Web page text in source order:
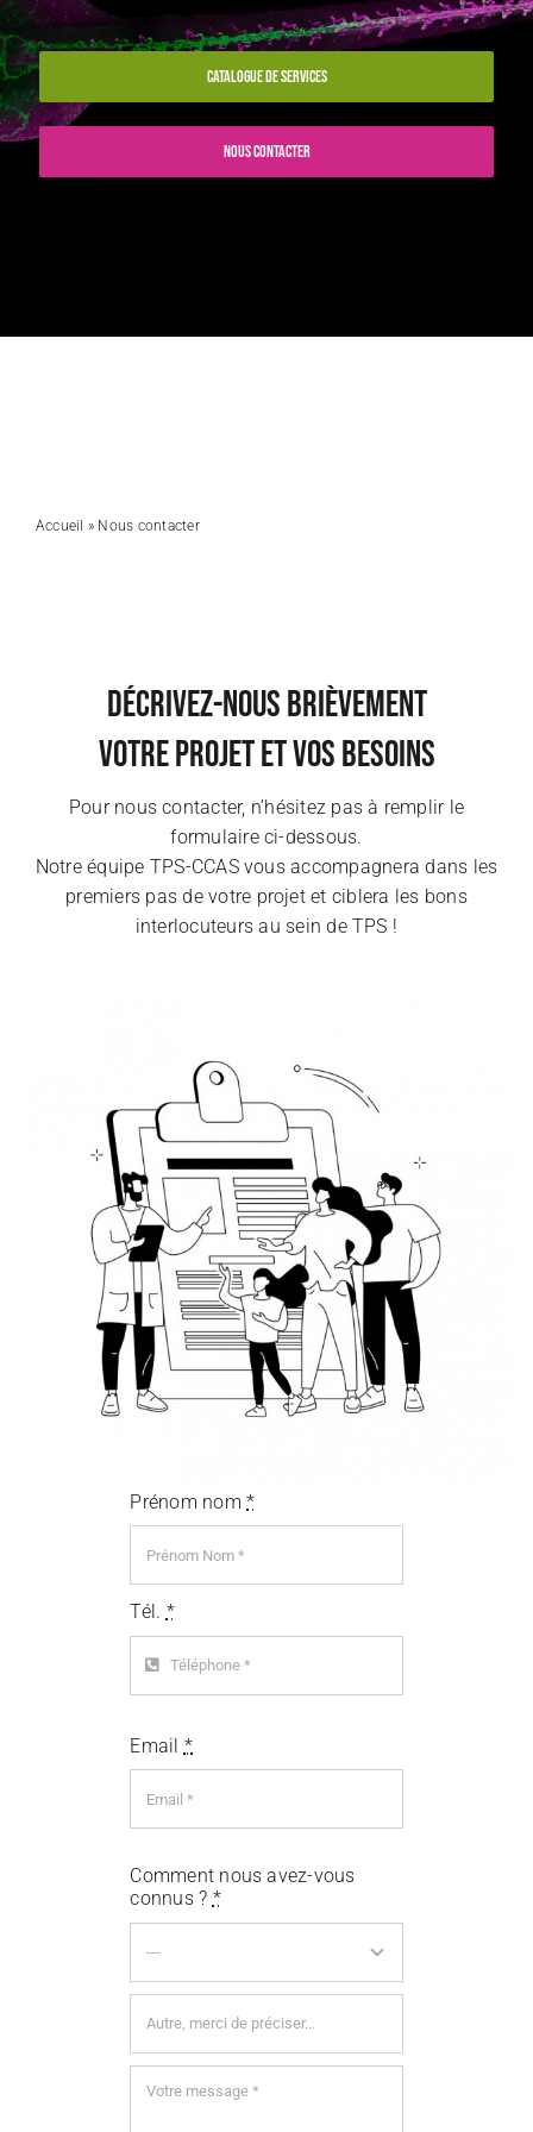
CATALOGUE DE SERVICES
NOUS CONTACTER
Accueil » Nous contacter
Décrivez-nous brièvement
votre projet et vos besoins
Pour nous contacter, n’hésitez pas à remplir le
formulaire ci-dessous.
Notre équipe TPS-CCAS vous accompagnera dans les
premiers pas de votre projet et ciblera les bons
interlocuteurs au sein de TPS !
Prénom nom*
Tél. *
Email *
Comment nous avez-vous
connus ? *